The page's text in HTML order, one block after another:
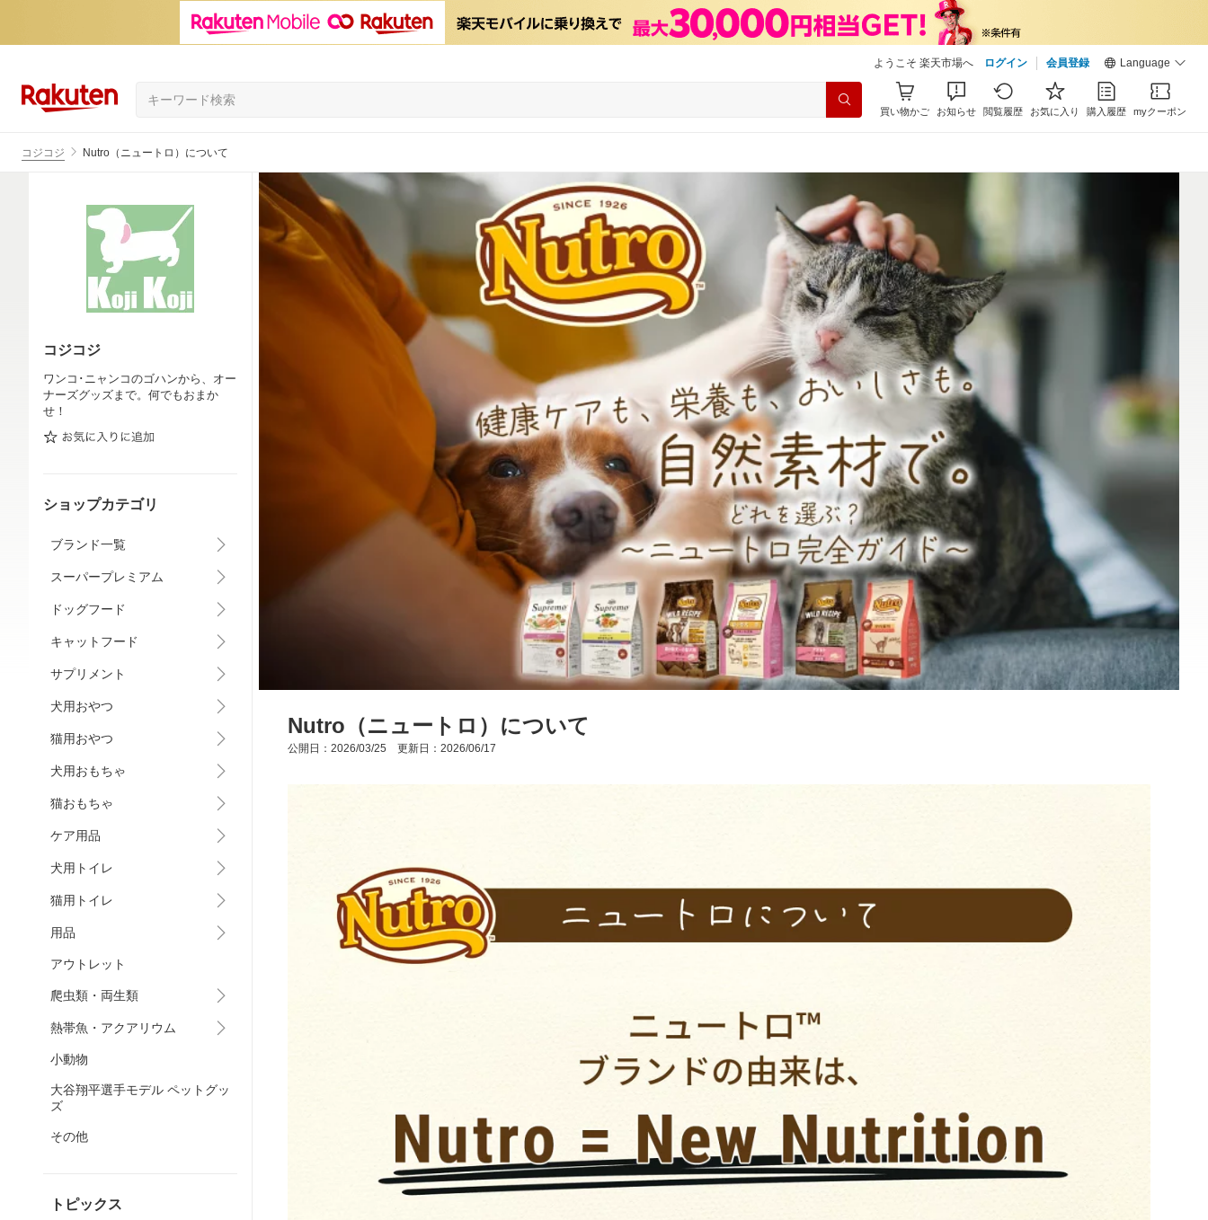
ようこそ 楽天市場へ ログイン 会員登録 Language
買い物かご お知らせ 閲覧履歴 お気に入り 購入履歴 myクーポン
コジコジ Nutro（ニュートロ）について
コジコジ
ワンコ･ニャンコのゴハンから、オー
ナーズグッズまで。何でもおまか
せ！
ショップカテゴリ
ブランド一覧
スーパープレミアム
ドッグフード
キャットフード
サプリメント
犬用おやつ
猫用おやつ
犬用おもちゃ
猫おもちゃ
ケア用品
犬用トイレ
猫用トイレ
用品
アウトレット
爬虫類・両生類
熱帯魚・アクアリウム
小動物
大谷翔平選手モデル ペットグッ
ズ
その他
トピックス
Nutro（ニュートロ）について
公開日：2026/03/25 更新日：2026/06/17